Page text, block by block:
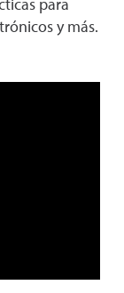
y más.